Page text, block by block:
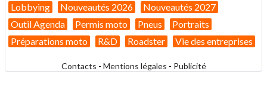
Lobbying
Nouveautés 2026
Nouveautés 2027
Outil Agenda
Permis moto Pneus
Portraits
Préparations moto
R&D Roadster Vie des entreprises
Contacts - Mentions légales - Publicité